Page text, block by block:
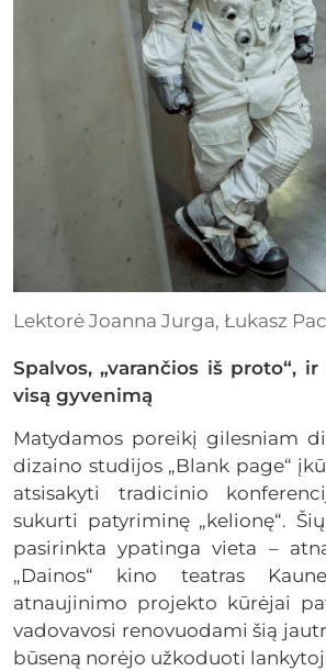
Lektorė Joanna Jurga, Łukasz
Spalvos, „varančios iš proto“,
visą gyvenimą
Matydamos poreikį gilesniam
dizaino studijos „Blank page“
atsisakyti tradicinio
sukurti patyriminę „kelionę“.
pasirinkta ypatinga vieta –
„Dainos“ kino teatras
atnaujinimo projekto kūrėjai
vadovavosi renovuodami šią
būseną norėjo užkoduoti